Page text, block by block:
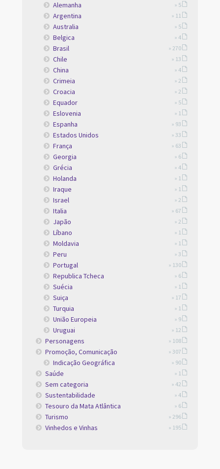
Alemanha » 5
Argentina » 11
Australia » 5
Belgica » 4
Brasil » 270
Chile » 13
China » 4
Crimeia » 2
Croacia » 2
Equador » 5
Eslovenia » 1
Espanha » 93
Estados Unidos » 33
França » 63
Georgia » 6
Grécia » 4
Holanda » 1
Iraque » 1
Israel » 2
Italia » 67
Japão » 2
Líbano » 1
Moldavia » 1
Peru » 3
Portugal » 130
Republica Tcheca » 6
Suécia » 1
Suiça » 17
Turquia » 1
União Europeia » 9
Uruguai » 12
Personagens » 108
Promoção, Comunicação » 307
Indicação Geográfica » 90
Saúde » 1
Sem categoria » 42
Sustentabilidade » 4
Tesouro da Mata Atlântica » 6
Turismo » 296
Vinhedos e Vinhas » 195